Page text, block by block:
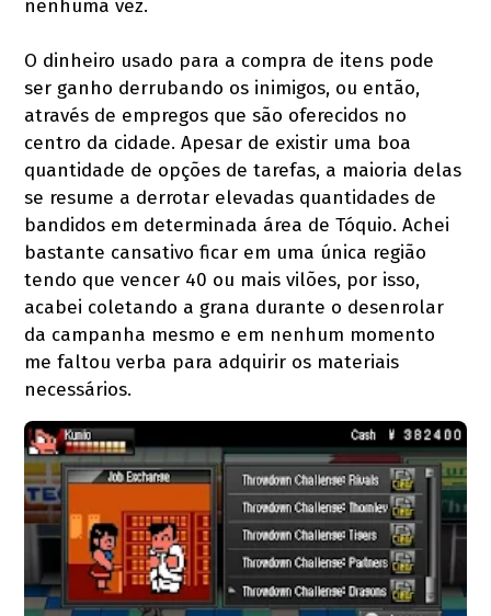
nenhuma vez.
O dinheiro usado para a compra de itens pode
ser ganho derrubando os inimigos, ou então,
através de empregos que são oferecidos no
centro da cidade. Apesar de existir uma boa
quantidade de opções de tarefas, a maioria delas
se resume a derrotar elevadas quantidades de
bandidos em determinada área de Tóquio. Achei
bastante cansativo ficar em uma única região
tendo que vencer 40 ou mais vilões, por isso,
acabei coletando a grana durante o desenrolar
da campanha mesmo e em nenhum momento
me faltou verba para adquirir os materiais
necessários.